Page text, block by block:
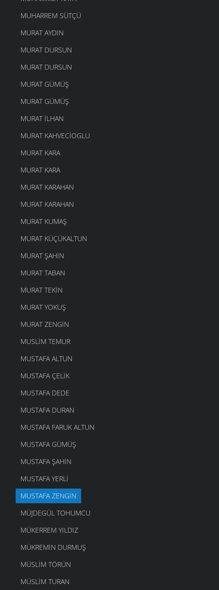
MUHARREM SÜTÇÜ
MURAT AYDIN
MURAT DURSUN
MURAT DURSUN
MURAT GÜMÜŞ
MURAT GÜMÜŞ
MURAT İLHAN
MURAT KAHVECIOGLU
MURAT KARA
MURAT KARA
MURAT KARAHAN
MURAT KARAHAN
MURAT KUMAŞ
MURAT KÜÇÜKALTUN
MURAT ŞAHIN
MURAT TABAN
MURAT TEKIN
MURAT YOKUŞ
MURAT ZENGIN
MUSLIM TEMUR
MUSTAFA ALTUN
MUSTAFA ÇELIK
MUSTAFA DEDE
MUSTAFA DURAN
MUSTAFA FARUK ALTUN
MUSTAFA GÜMÜŞ
MUSTAFA ŞAHIN
MUSTAFA YERLI
MUSTAFA ZENGIN
MÜJDEGÜL TOHUMCU
MÜKERREM YILDIZ
MÜKREMIN DURMUŞ
MÜSLIM TÖRÜN
MÜSLIM TURAN